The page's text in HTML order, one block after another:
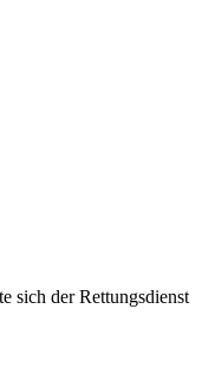
sich der Rettungsdienst